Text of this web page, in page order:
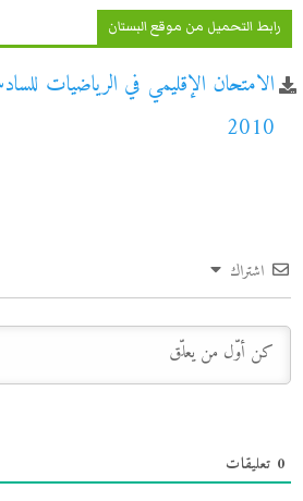
رابط التحميل من موقع البستان
الامتحان الإقليمي في الرياضيات
2010
اشتراك
0 تعليقات